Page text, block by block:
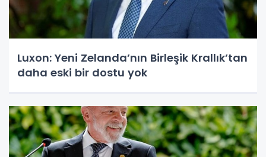
Luxon: Yeni Zelanda’nın Birleşik Krallık’tan
daha eski bir dostu yok